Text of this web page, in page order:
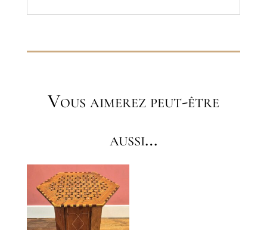
Vous aimerez peut-être
aussi…